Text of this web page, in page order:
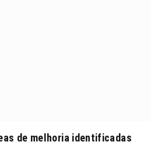
de melhoria identificadas